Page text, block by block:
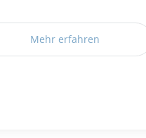
Mehr erfahren